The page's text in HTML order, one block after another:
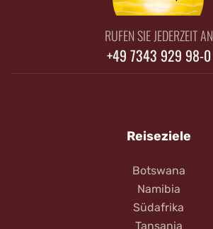
RUFEN SIE JEDERZEIT AN
+49 7343 929 98-0
Reiseziele
Botswana
Namibia
Südafrika
Tansania